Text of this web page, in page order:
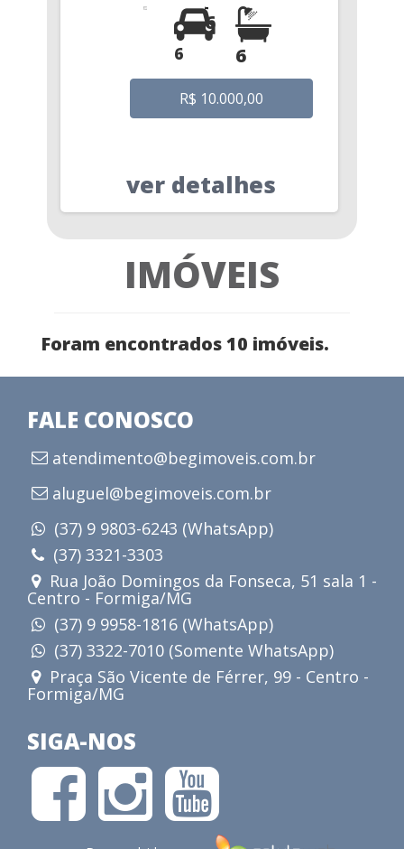
6
6
6
R$ 10.000,00
ver detalhes
IMÓVEIS
Foram encontrados 10 imóveis.
FALE CONOSCO
atendimento@begimoveis.com.br
aluguel@begimoveis.com.br
(37) 9 9803-6243 (WhatsApp)
(37) 3321-3303
Rua João Domingos da Fonseca, 51 sala 1 -
Centro - Formiga/MG
(37) 9 9958-1816 (WhatsApp)
(37) 3322-7010 (Somente WhatsApp)
Praça São Vicente de Férrer, 99 - Centro -
Formiga/MG
SIGA-NOS